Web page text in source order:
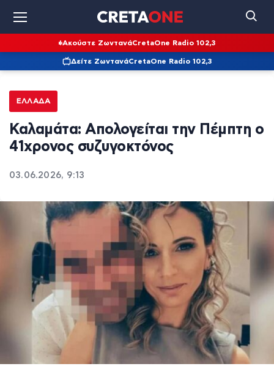
Ακούστε ΖωντανάCretaOne Radio 102,3
Δείτε ΖωντανάCretaOne Radio 102,3
ΕΛΛΆΔΑ
Καλαμάτα: Απολογείται την Πέμπτη ο
41χρονος συζυγοκτόνος
03.06.2026, 9:13